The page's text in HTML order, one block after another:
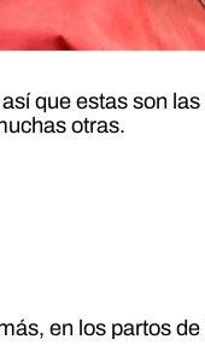
que estas son
otras.
en los partos